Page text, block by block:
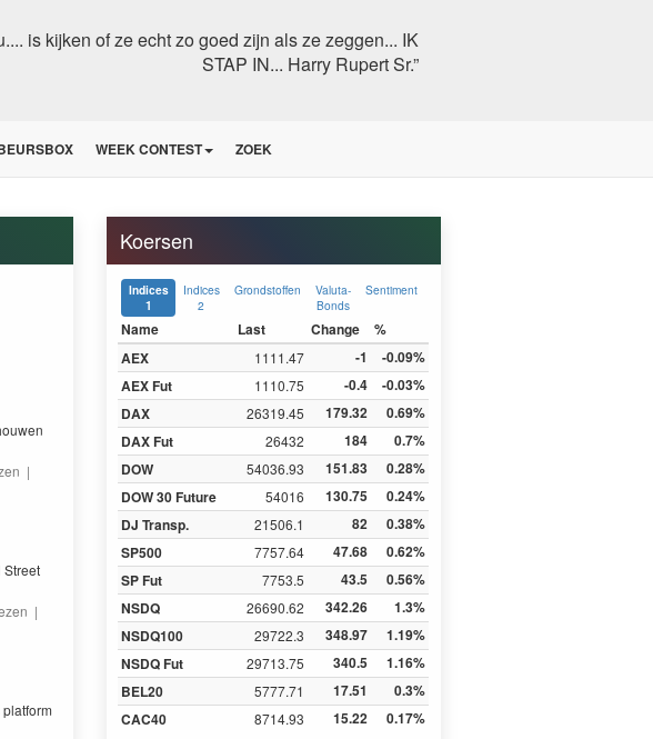
is kijken of ze echt zo goed zijn als ze zeggen... IK
STAP IN... Harry Rupert Sr.”
WEEK CONTEST ZOEK
|
Street
|
Koersen
Indices
1
Indices
2
Grondstoffen
Valuta-
Bonds
Sentiment
Name Last Change
%
AEX
1111.47 -1
-0.09%
AEX Fut
1110.75 -0.4
-0.03%
DAX
26319.45 179.32
0.69%
DAX Fut
26432 184
0.7%
DOW
54036.93 151.83
0.28%
DOW 30 Future
54016 130.75
0.24%
DJ Transp.
21506.1 82
0.38%
SP500
7757.64 47.68
0.62%
SP Fut
7753.5 43.5
0.56%
NSDQ
26690.62 342.26
1.3%
NSDQ100
29722.3 348.97
1.19%
NSDQ Fut
29713.75 340.5
1.16%
BEL20
5777.71 17.51
0.3%
CAC40
8714.93 15.22 0.17%